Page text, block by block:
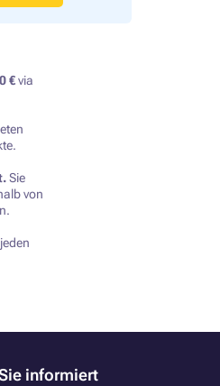
€via
Sie
von
informiert